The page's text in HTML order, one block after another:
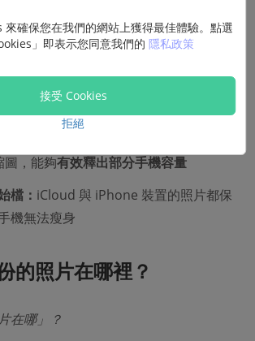
是啟用「iCloud 照片」後，iPhone 相片
的不同之處在於
iOS 裝置的照片/影片是
，能夠有效釋出部分手機容量
檔： iCloud 與 iPhone 裝置的照片都保
機無法瘦身
的照片在哪裡？
在哪」？
確保您在我們的網站上獲得最佳體驗。點選
」即表示您同意我們的 隱私政策
接受 Cookies
拒絕